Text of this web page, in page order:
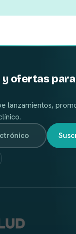
ofertas
lanzamientos,